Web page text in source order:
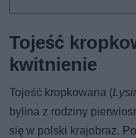
Tojeść
kwitnienie
Tojeść kropkowana (
bylina z rodziny
się w polski krajobraz.